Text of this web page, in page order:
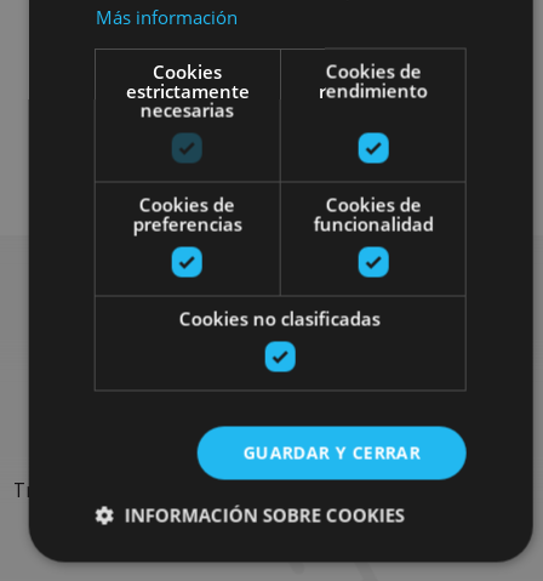
Localidades Castillos y fortalezas
Arquitectura religiosa
Rechercher plus de
sorties
Trouvez des sorties et des propositions pour compléter votre
séjour en Navarre : activités organisées, visites et les
Más información
Cookies
estrictamente
necesarias
Cookies de
rendimiento
Cookies de
preferencias
Cookies de
funcionalidad
Cookies no clasificadas
GUARDAR Y CERRAR
INFORMACIÓN SOBRE COOKIES